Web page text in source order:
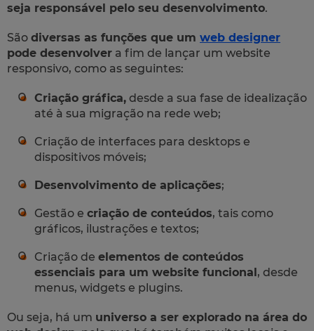
seja responsável pelo seu desenvolvimento.
São diversas as funções que um web designer
pode desenvolver a fim de lançar um website
responsivo, como as seguintes:
Criação gráfica, desde a sua fase de idealização
até à sua migração na rede web;
Criação de interfaces para desktops e
dispositivos móveis;
Desenvolvimento de aplicações;
Gestão e criação de conteúdos, tais como
gráficos, ilustrações e textos;
Criação de elementos de conteúdos
essenciais para um website funcional, desde
menus, widgets e plugins.
Ou seja, há um universo a ser explorado na área do